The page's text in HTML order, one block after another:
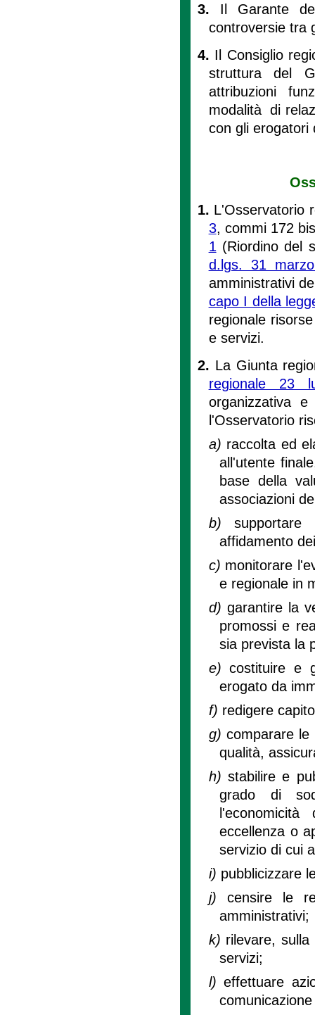
3. Il Garante
controversie tra
4. Il Consiglio
struttura del
attribuzioni
modalità di
con gli erogatori
1. L'Osservatorio
3, commi 172
1 (Riordino del
d.lgs. 31
amministrativi
capo I della
regionale
e servizi.
2. La Giunta
regionale 23
organizzativa
l'Osservatorio
a) raccolta ed
all'utente
base della
associazioni
b)
affidamento
c) monitorare
e regionale in
d) garantire la
promossi e
sia prevista la
e)costituire e
erogato da
f) redigere
g)comparare
qualità,
h) stabilire e
grado di
l'economicità
eccellenza o
servizio di cui
i) pubblicizzare
j) censire le
amministrativi;
k) rilevare,
servizi;
l)effettuare